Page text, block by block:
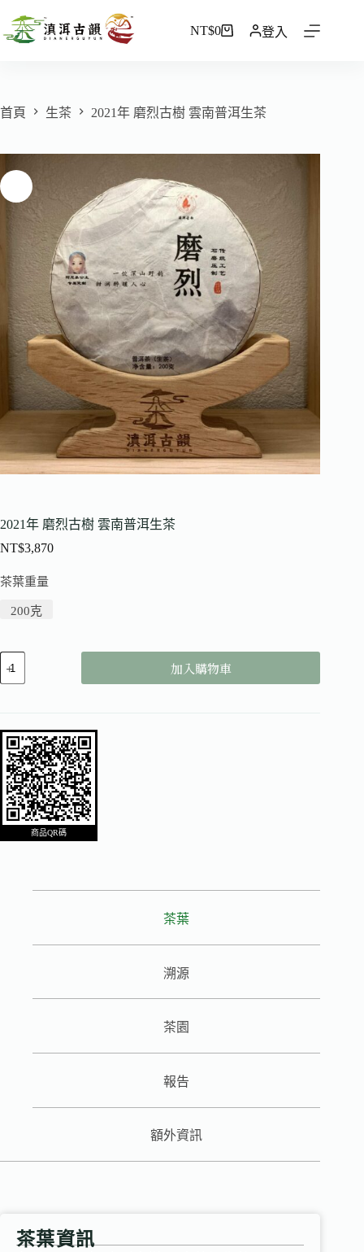
NT$0 登入
首頁 生茶 2021年 磨烈古樹 雲南普洱生茶
2021年 磨烈古樹 雲南普洱生茶
NT$3,870
茶葉重量
200克
加入購物車
商品QR碼
茶葉
溯源
茶園
報告
額外資訊
茶葉資訊